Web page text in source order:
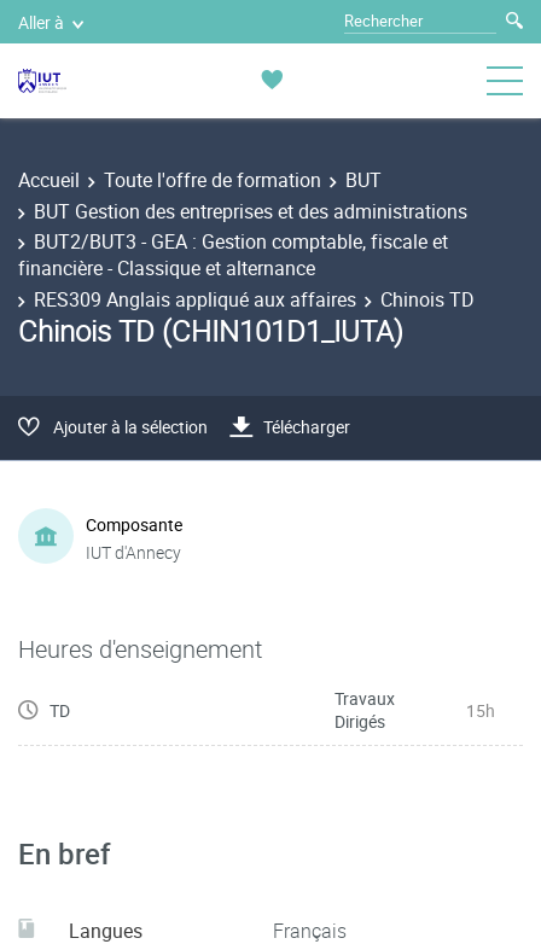
Aller à
Accueil Toute l'offre de formation
BUT
BUT Gestion des entreprises et des administrations
BUT2/BUT3 - GEA : Gestion comptable, fiscale et
financière - Classique et alternance
RES309 Anglais appliqué aux affaires
Chinois TD
Chinois TD (CHIN101D1_IUTA)
Ajouter à la sélection Télécharger
Composante
IUT d'Annecy
Heures d'enseignement
TD
Travaux
Dirigés
15h
En bref
Langues
Français